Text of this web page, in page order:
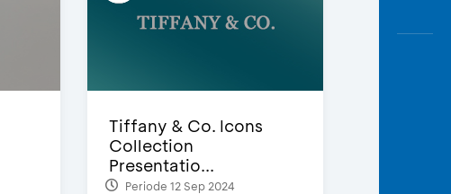
Tiffany & Co. Icons
Collection
Presentatio...
Periode 12 Sep 2024